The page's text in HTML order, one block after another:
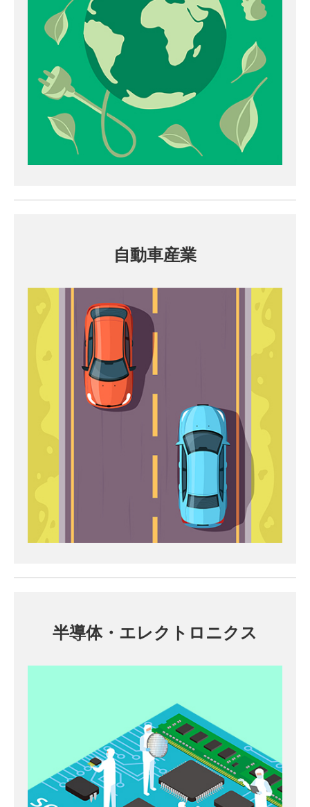
自動車産業
半導体・エレクトロニクス